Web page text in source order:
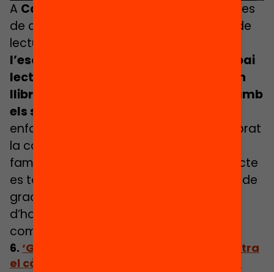
A Castropol
, a l’Astúries rural, els alumnes
de cicles superiors esdevenen padrins de
lectura dels més petits. Un cop al mes,
l’escola es transforma en un gran espai
lector, on cada padrí o padrina tria un
llibre i un racó per compartir lectura amb
els seus fillols
enfortit el respecte entre edats, ha millorat
la convivència als patis i ha inspirat
famílies senceres a llegir juntes. El projecte
es tanca cada any amb una cerimònia de
graduació i la participació de padrins
d’honor, reforçant el sentiment de
comunitat i de pertinença.
6. ‘Girem Full!’: llegir un llibre i lluitar contra
el càncer (Hospital Clínic de Barcelona)